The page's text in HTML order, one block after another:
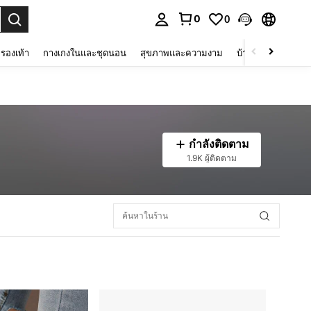
0 0
รองเท้า กางเกงในและชุดนอน สุขภาพและความงาม บ้านและที่อยู่อาศัย
กำลังติดตาม
1.9K ผู้ติดตาม